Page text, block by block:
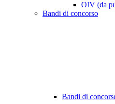
OIV (da
Bandi di concorso
Bandi di